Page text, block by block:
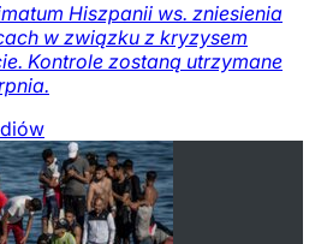
Hiszpanii ws. zniesienia
w związku z kryzysem
Kontrole zostaną utrzymane